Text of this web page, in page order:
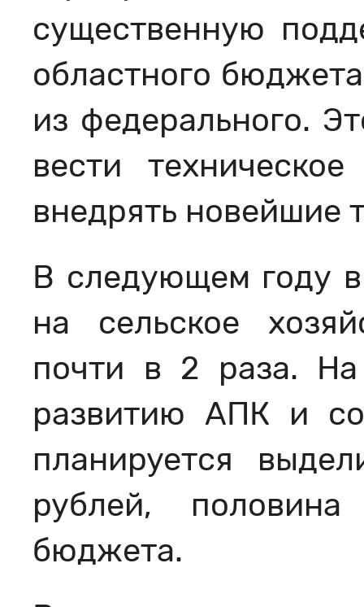
существенную
областного
из федерального.
вести
внедрять новейшие
В следующем году
на сельское
почти в 2 раза.
развитию АПК и
планируется
рублей,
бюджета.